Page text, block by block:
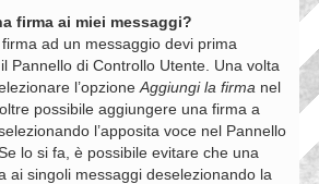
firma ai miei messaggi?
ad un messaggio devi prima
Pannello di Controllo Utente. Una volta
l’opzione Aggiungi la firma nel
possibile aggiungere una firma a
l’apposita voce nel Pannello
lo si fa, è possibile evitare che una
ai singoli messaggi deselezionando la